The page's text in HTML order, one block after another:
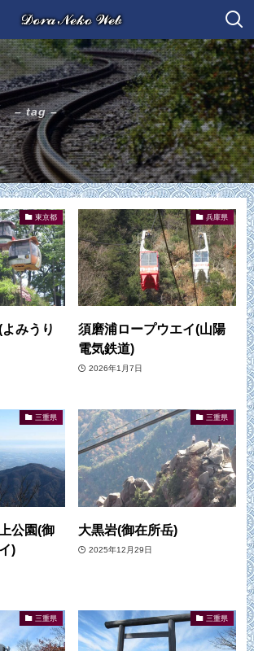
– tag –
東京都
みうり
兵庫県
須磨浦ロープウエイ(山陽
電気鉄道)
2026年1月7日
三重県
公園(御
)
三重県
大黒岩(御在所岳)
2025年12月29日
三重県 三重県